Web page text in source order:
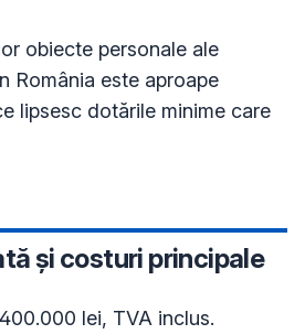
România este aproape
lipsesc dotările minime care
și costuri principale
lei, TVA inclus.